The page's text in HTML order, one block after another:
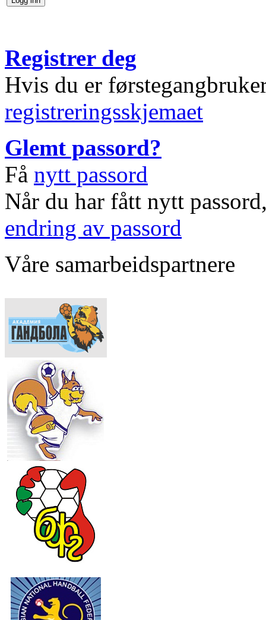
Registrer deg
Hvis du er
registreringsskjemaet
Glemt passord?
Få nytt passord
Når du har fått nytt
endring av passord
Våre samarbeidspartnere